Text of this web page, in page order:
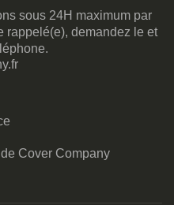
sous 24H maximum par
rappelé(e), demandez le et
Cover Company